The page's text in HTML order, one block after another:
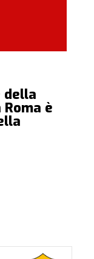
della
è